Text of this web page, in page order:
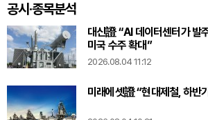
공시·종목분석
대신證 “AI 데이터센터가 발
미국 수주 확대”
2026.08.04 11:12
미래에셋證 “현대제철, 하반